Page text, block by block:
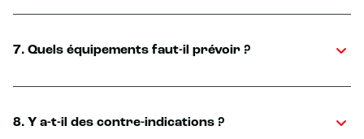
7. Quels équipements faut-il prévoir ?
8. Y a-t-il des contre-indications ?